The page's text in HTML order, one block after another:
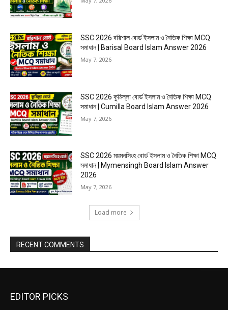
SSC 2026 বরিশাল বোর্ড ইসলাম ও নৈতিক শিক্ষা MCQ
সমাধান | Barisal Board Islam Answer 2026
May 7, 2026
SSC 2026 কুমিল্লা বোর্ড ইসলাম ও নৈতিক শিক্ষা MCQ
সমাধান | Cumilla Board Islam Answer 2026
May 7, 2026
SSC 2026 ময়মনসিংহ বোর্ড ইসলাম ও নৈতিক শিক্ষা MCQ
সমাধান | Mymensingh Board Islam Answer
2026
May 7, 2026
Load more
RECENT COMMENTS
EDITOR PICKS